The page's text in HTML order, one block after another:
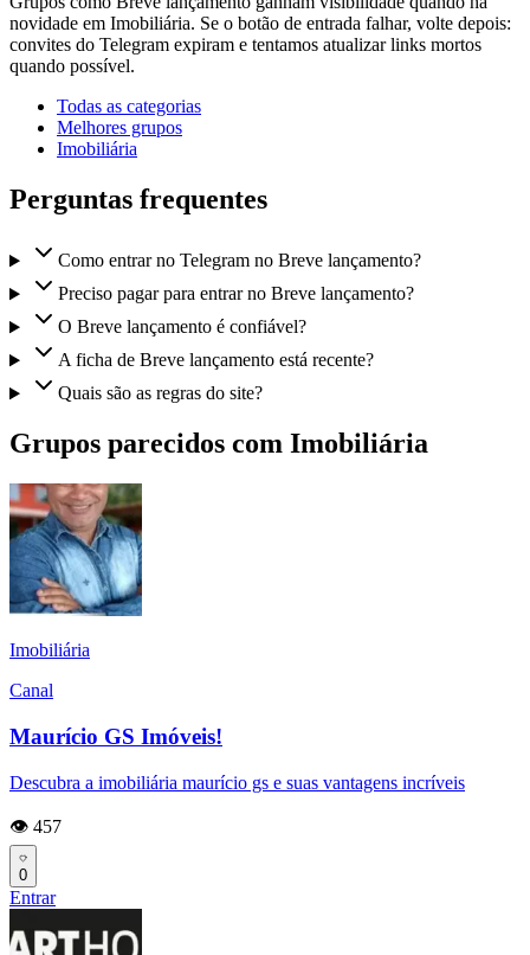
novidade em Imobiliária. Se o botão de entrada falhar, volte depois:
convites do Telegram expiram e tentamos atualizar links mortos
quando possível.
Todas as categorias
Melhores grupos
Imobiliária
Perguntas frequentes
Como entrar no Telegram no Breve lançamento?
Preciso pagar para entrar no Breve lançamento?
O Breve lançamento é confiável?
A ficha de Breve lançamento está recente?
Quais são as regras do site?
Grupos parecidos com Imobiliária
Imobiliária
Canal
Maurício GS Imóveis!
Descubra a imobiliária maurício gs e suas vantagens incríveis
👁️ 457
0
Entrar